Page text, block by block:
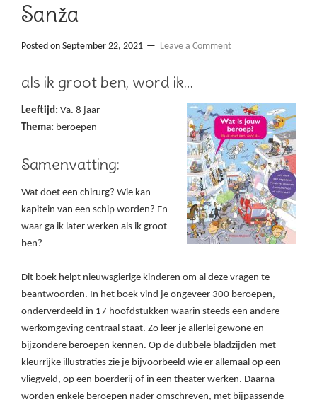
Sanža
Posted on September 22, 2021 Leave a Comment
als ik groot ben, word ik…
Leeftijd: Va. 8 jaar
Thema: beroepen
Samenvatting:
Wat doet een chirurg? Wie kan
kapitein van een schip worden? En
waar ga ik later werken als ik groot
ben?
Dit boek helpt nieuwsgierige kinderen om al deze vragen te
beantwoorden. In het boek vind je ongeveer 300 beroepen,
onderverdeeld in 17 hoofdstukken waarin steeds een andere
werkomgeving centraal staat. Zo leer je allerlei gewone en
bijzondere beroepen kennen. Op de dubbele bladzijden met
kleurrijke illustraties zie je bijvoorbeeld wie er allemaal op een
vliegveld, op een boerderij of in een theater werken. Daarna
worden enkele beroepen nader omschreven, met bijpassende